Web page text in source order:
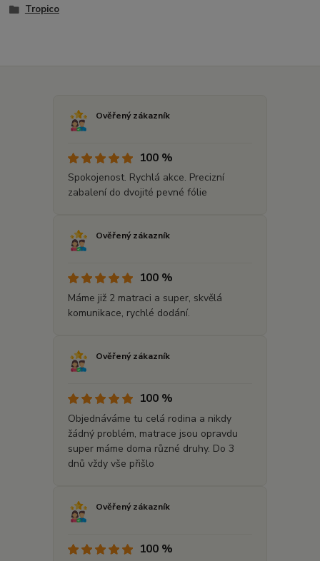
Tropico
Ověřený zákazník
100 %
Spokojenost. Rychlá akce. Precizní
zabalení do dvojité pevné fólie
Ověřený zákazník
100 %
Máme již 2 matraci a super, skvělá
komunikace, rychlé dodání.
Ověřený zákazník
100 %
Objednáváme tu celá rodina a nikdy
žádný problém, matrace jsou opravdu
super máme doma různé druhy. Do 3
dnů vždy vše přišlo
Ověřený zákazník
100 %